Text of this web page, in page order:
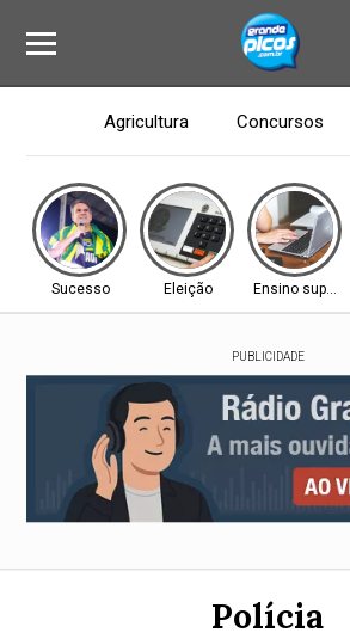
Agricultura Concursos
Sucesso Eleição Ensino superior
PUBLICIDADE
Polícia